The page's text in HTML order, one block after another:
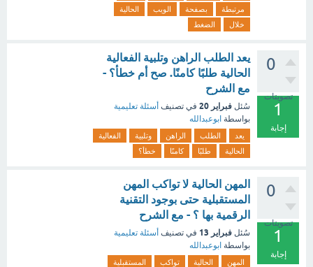
مرتبطة
بصفحة الويب
الحالية
خلال
الضغط
0
تصويتات
1
إجابة
يعد الطلب الراهن وتلبية الفعالية
الحالية طلبًا كامنًا. صح أم خطأ؟ -
مع الشرح
سُئل فبراير 20 في تصنيف أسئلة تعليمية
بواسطة ابوعبدالله
يعد الطلب الراهن وتلبية
الفعالية
الحالية
طلبًا كامنًا خطأ؟
0
تصويتات
1
إجابة
المهن الحالية لا تواكب المهن
المستقبلية حتى بوجود التقنية
الرقمية بها ؟ - مع الشرح
سُئل فبراير 13 في تصنيف أسئلة تعليمية
بواسطة ابوعبدالله
المهن الحالية تواكب
المستقبلية